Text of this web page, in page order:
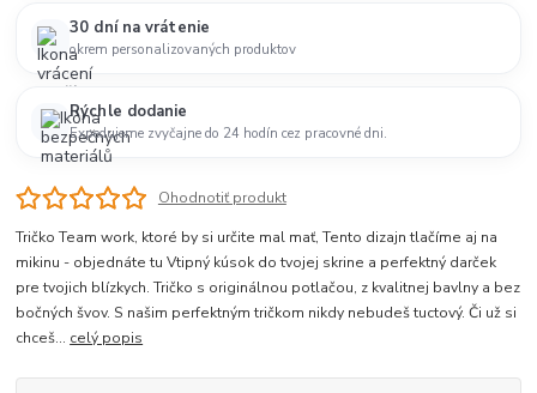
30 dní na vrátenie
okrem personalizovaných produktov
Rýchle dodanie
Expedujeme zvyčajne do 24 hodín cez pracovné dni.
Ohodnotiť produkt
Tričko Team work, ktoré by si určite mal mať, Tento dizajn tlačíme aj na
mikinu - objednáte tu Vtipný kúsok do tvojej skrine a perfektný darček
pre tvojich blízkych. Tričko s originálnou potlačou, z kvalitnej bavlny a bez
bočných švov. S našim perfektným tričkom nikdy nebudeš tuctový. Či už si
chceš... celý popis